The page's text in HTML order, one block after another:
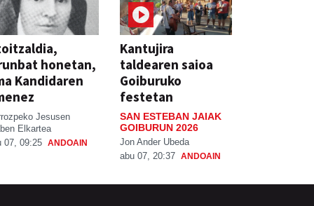
honetan,
Kandidaren
Jesusen
Elkartea
07, 09:25 ANDOAIN
Kantujira
taldearen saioa
Goiburuko
festetan
SAN ESTEBAN JAIAK
GOIBURUN 2026
Jon Ander Ubeda
abu 07, 20:37 ANDOAIN